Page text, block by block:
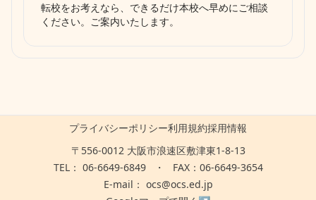
転校をお考えなら、できるだけ本校へ早めにご相談
ください。ご案内いたします。
プライバシーポリシー利用規約採用情報
〒556-0012 大阪市浪速区敷津東1-8-13
TEL： 06-6649-6849 ・
FAX：06-6649-3654
E-mail： ocs@ocs.ed.jp